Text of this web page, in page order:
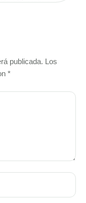
publicada. Los
*